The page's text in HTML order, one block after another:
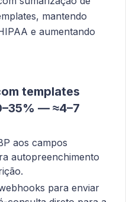
mantendo
e aumentando
templates
— ≈4–7
aos campos
autopreenchimento
para enviar